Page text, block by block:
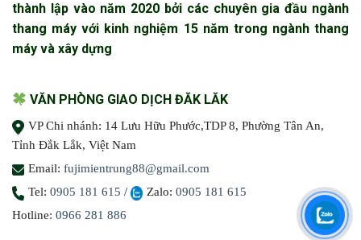
thành lập vào năm 2020 bởi các chuyên gia đầu ngành
thang máy với kinh nghiệm 15 năm trong ngành thang
máy và xây dựng
VĂN PHÒNG GIAO DỊCH ĐĂK LĂK
VP Chi nhánh: 14 Lưu Hữu Phước,TDP 8, Phường Tân An,
Tỉnh Đắk Lắk, Việt Nam
Email: fujimientrung88@gmail.com
Tel: 0905 181 615 / Zalo: 0905 181 615
Hotline: 0966 281 886